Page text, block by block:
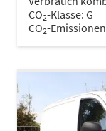
CO2-Klasse: G
CO2-